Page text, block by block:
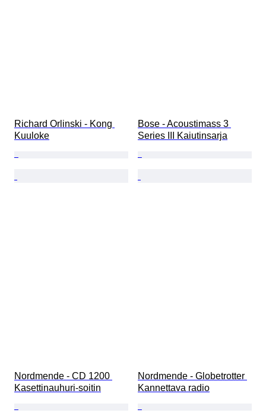
Richard Orlinski - Kong
Kuuloke
Bose - Acoustimass 3
Series III Kaiutinsarja
Nordmende - CD 1200
Kasettinauhuri-soitin
Nordmende - Globetrotter
Kannettava radio